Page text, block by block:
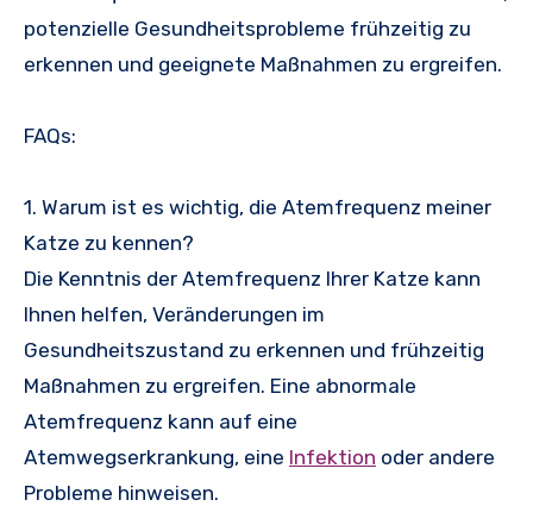
potenzielle Gesundheitsprobleme frühzeitig zu
erkennen und geeignete Maßnahmen zu ergreifen.
FAQs:
1. Warum ist es wichtig, die Atemfrequenz meiner
Katze zu kennen?
Die Kenntnis der Atemfrequenz Ihrer Katze kann
Ihnen helfen, Veränderungen im
Gesundheitszustand zu erkennen und frühzeitig
Maßnahmen zu ergreifen. Eine abnormale
Atemfrequenz kann auf eine
Atemwegserkrankung, eine Infektion oder andere
Probleme hinweisen.